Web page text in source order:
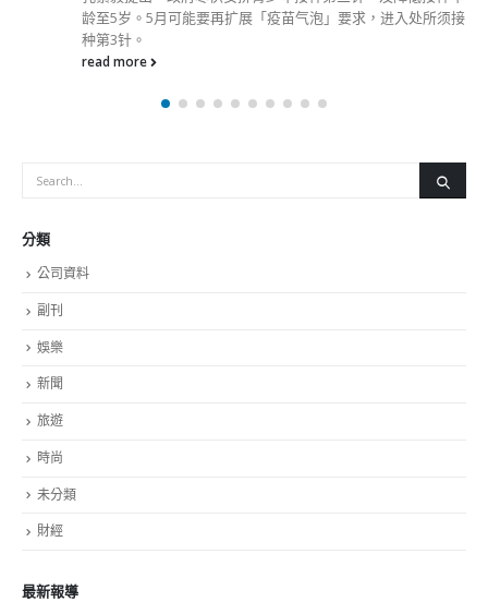
龄至5岁。5月可能要再扩展「疫苗气泡」要求，进入处所须接
种第3针。
read more
分類
公司資料
副刊
娛樂
新聞
旅遊
時尚
未分類
財經
最新報導